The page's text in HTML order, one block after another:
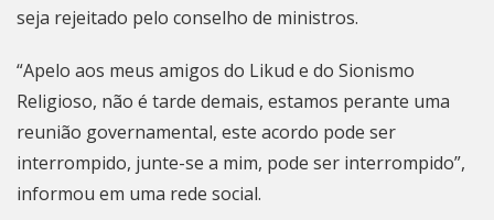
seja rejeitado pelo conselho de ministros.
“Apelo aos meus amigos do Likud e do Sionismo
Religioso, não é tarde demais, estamos perante uma
reunião governamental, este acordo pode ser
interrompido, junte-se a mim, pode ser interrompido”,
informou em uma rede social.